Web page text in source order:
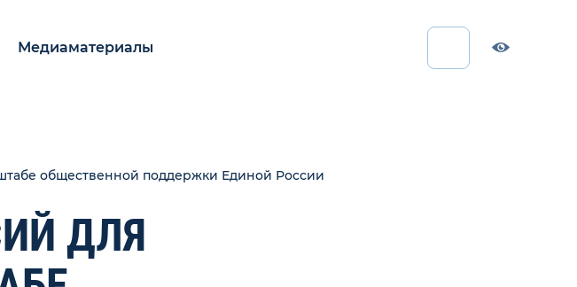
Медиаматериалы
общественной поддержки Единой России
ДЛЯ